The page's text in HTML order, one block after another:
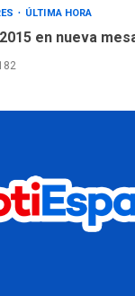
ÚLTIMA HORA
en nueva